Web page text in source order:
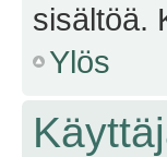
sisältöä.
Ylös